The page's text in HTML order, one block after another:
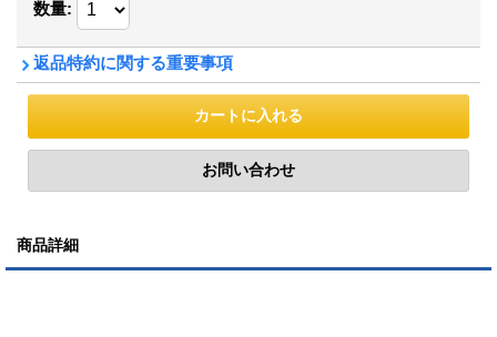
数量:
返品特約に関する重要事項
商品詳細